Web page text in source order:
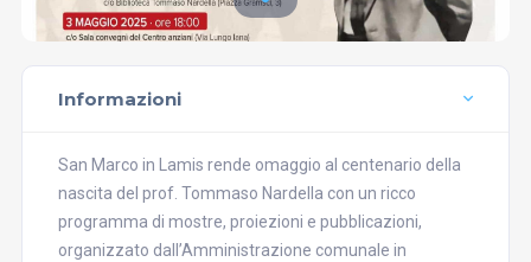
Informazioni
San Marco in Lamis rende omaggio al centenario della
nascita del prof. Tommaso Nardella con un ricco
programma di mostre, proiezioni e pubblicazioni,
organizzato dall’Amministrazione comunale in